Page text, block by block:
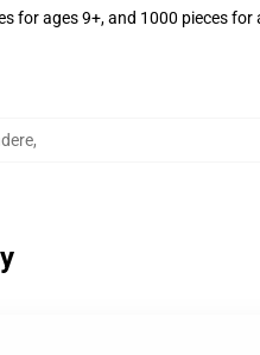
for ages 9+, and 1000 pieces for
,